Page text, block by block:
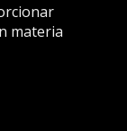
materia